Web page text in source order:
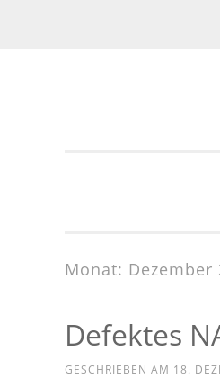
Monat: Dezember
Defektes
GESCHRIEBEN AM 18.